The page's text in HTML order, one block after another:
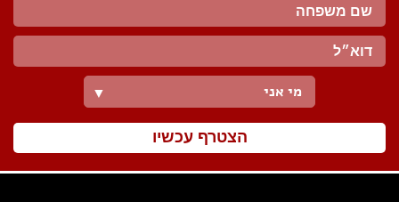
מי אני ▼
הצטרף עכשיו